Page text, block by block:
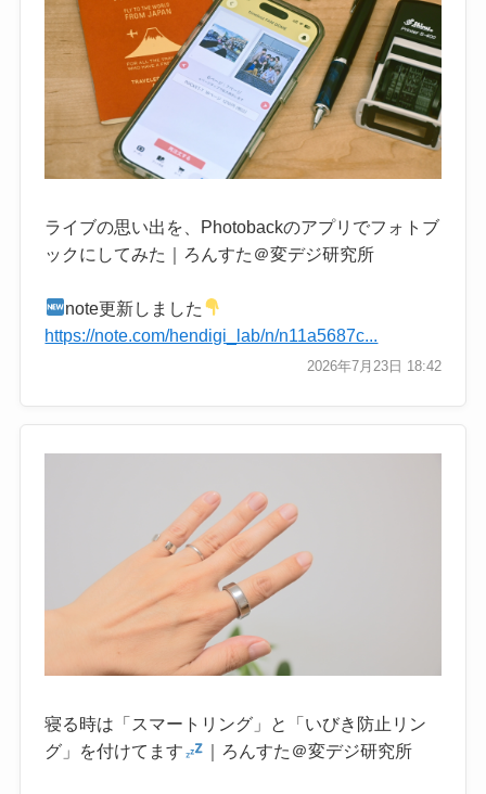
ライブの思い出を、Photobackのアプリでフォトブ
ックにしてみた｜ろんすた＠変デジ研究所
note更新しました
https://note.com/hendigi_lab/n/n11a5687c...
2026年7月23日 18:42
寝る時は「スマートリング」と「いびき防止リン
グ」を付けてます
｜ろんすた＠変デジ研究所